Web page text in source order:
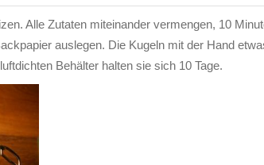
Alle Zutaten miteinander vermengen, 10
auslegen. Die Kugeln mit der Hand
Behälter halten sie sich 10 Tage.